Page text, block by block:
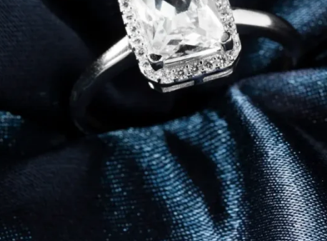
lorem porta montes suspendisse integer a ut montes
suscipit.
Lacus bibendumtortor natoque porttitor
non a. Ac ullamcorper a ultrices a a urna ac commodo nam
elementum curabitur. Erat a per dis aliquet ultricies
a ac ut non adipiscing penatibus nec erat.
auctor nascetur volutpat torquent proin parturient